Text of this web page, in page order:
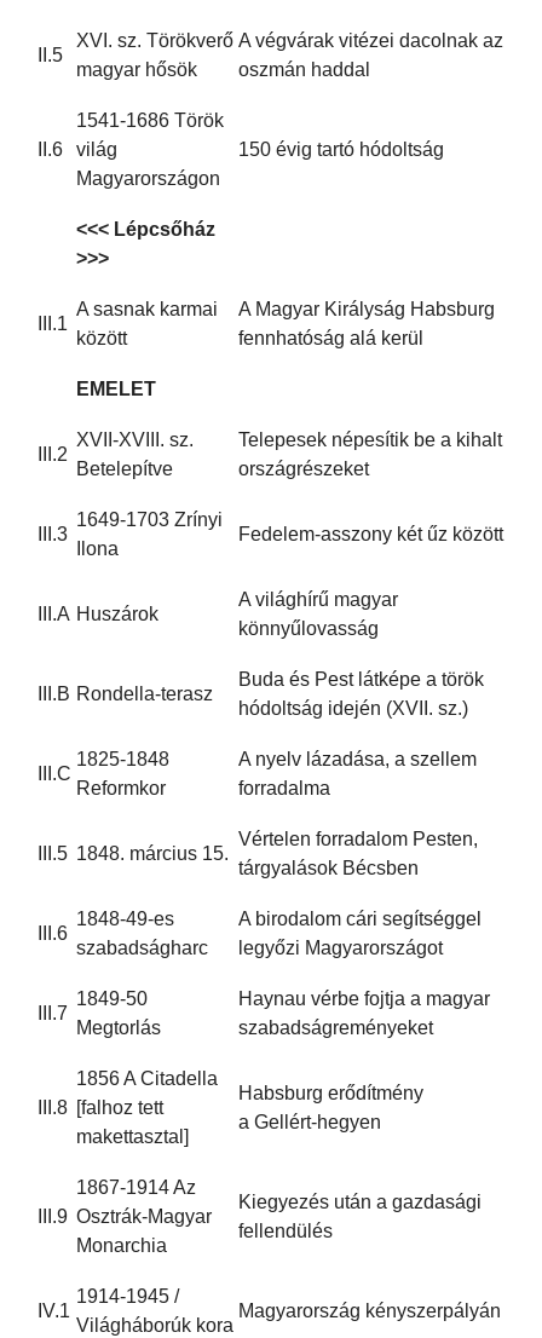
II.5
XVI. sz. Törökverő
magyar hősök
A végvárak vitézei dacolnak az
oszmán haddal
II.6
1541-1686 Török
világ
Magyarországon
150 évig tartó hódoltság
<<< Lépcsőház
>>>
III.1
A sasnak karmai
között
A Magyar Királyság Habsburg
fennhatóság alá kerül
EMELET
III.2
XVII-XVIII. sz.
Betelepítve
Telepesek népesítik be a kihalt
országrészeket
III.3
1649-1703 Zrínyi
Ilona
Fedelem-asszony két űz között
III.A Huszárok
A világhírű magyar
könnyűlovasság
III.B Rondella-terasz
Buda és Pest látképe a török
hódoltság idején (XVII. sz.)
III.C
1825-1848
Reformkor
A nyelv lázadása, a szellem
forradalma
III.5 1848. március 15.
Vértelen forradalom Pesten,
tárgyalások Bécsben
III.6
1848-49-es
szabadságharc
A birodalom cári segítséggel
legyőzi Magyarországot
III.7
1849-50
Megtorlás
Haynau vérbe fojtja a magyar
szabadságreményeket
III.8
1856 A Citadella
[falhoz tett
makettasztal]
Habsburg erődítmény
a Gellért-hegyen
III.9
1867-1914 Az
Osztrák-Magyar
Monarchia
Kiegyezés után a gazdasági
fellendülés
IV.1
1914-1945 /
Világháborúk kora
Magyarország kényszerpályán